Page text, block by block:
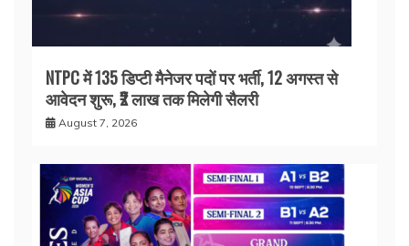
NTPC में 135 डिप्टी मैनेजर पदों पर भर्ती, 12 अगस्त से
आवेदन शुरू, ₹2 लाख तक मिलेगी सैलरी
August 7, 2026